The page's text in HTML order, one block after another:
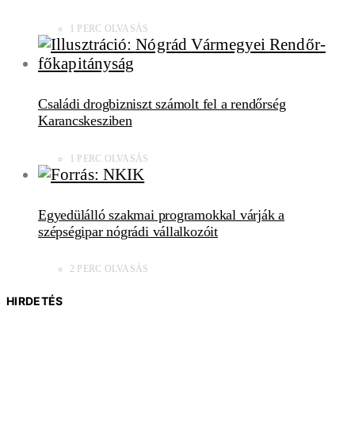
1 PERC OLVASÁS
Családi drogbizniszt számolt fel a rendőrség
Karancskesziben
1 PERC OLVASÁS
Egyedülálló szakmai programokkal várják a
szépségipar nógrádi vállalkozóit
2 PERC OLVASÁS
HIRDETÉS